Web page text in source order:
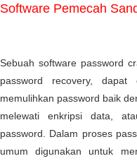
Software Pemecah
Sebuah software password
password recovery, dapat
memulihkan password baik
melewati enkripsi data,
password. Dalam proses
umum digunakan untuk